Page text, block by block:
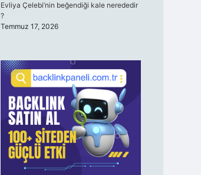
Evliya Çelebi’nin beğendiği kale nerededir
?
Temmuz 17, 2026